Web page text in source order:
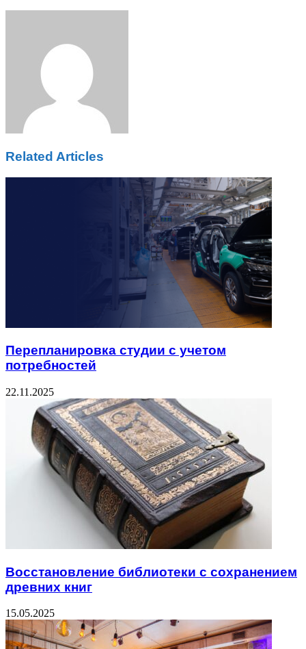
Related Articles
Перепланировка студии с учетом
потребностей
22.11.2025
Восстановление библиотеки с сохранением
древних книг
15.05.2025